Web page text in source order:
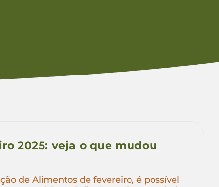
2025: veja o que mudou
de Alimentos de fevereiro, é possível